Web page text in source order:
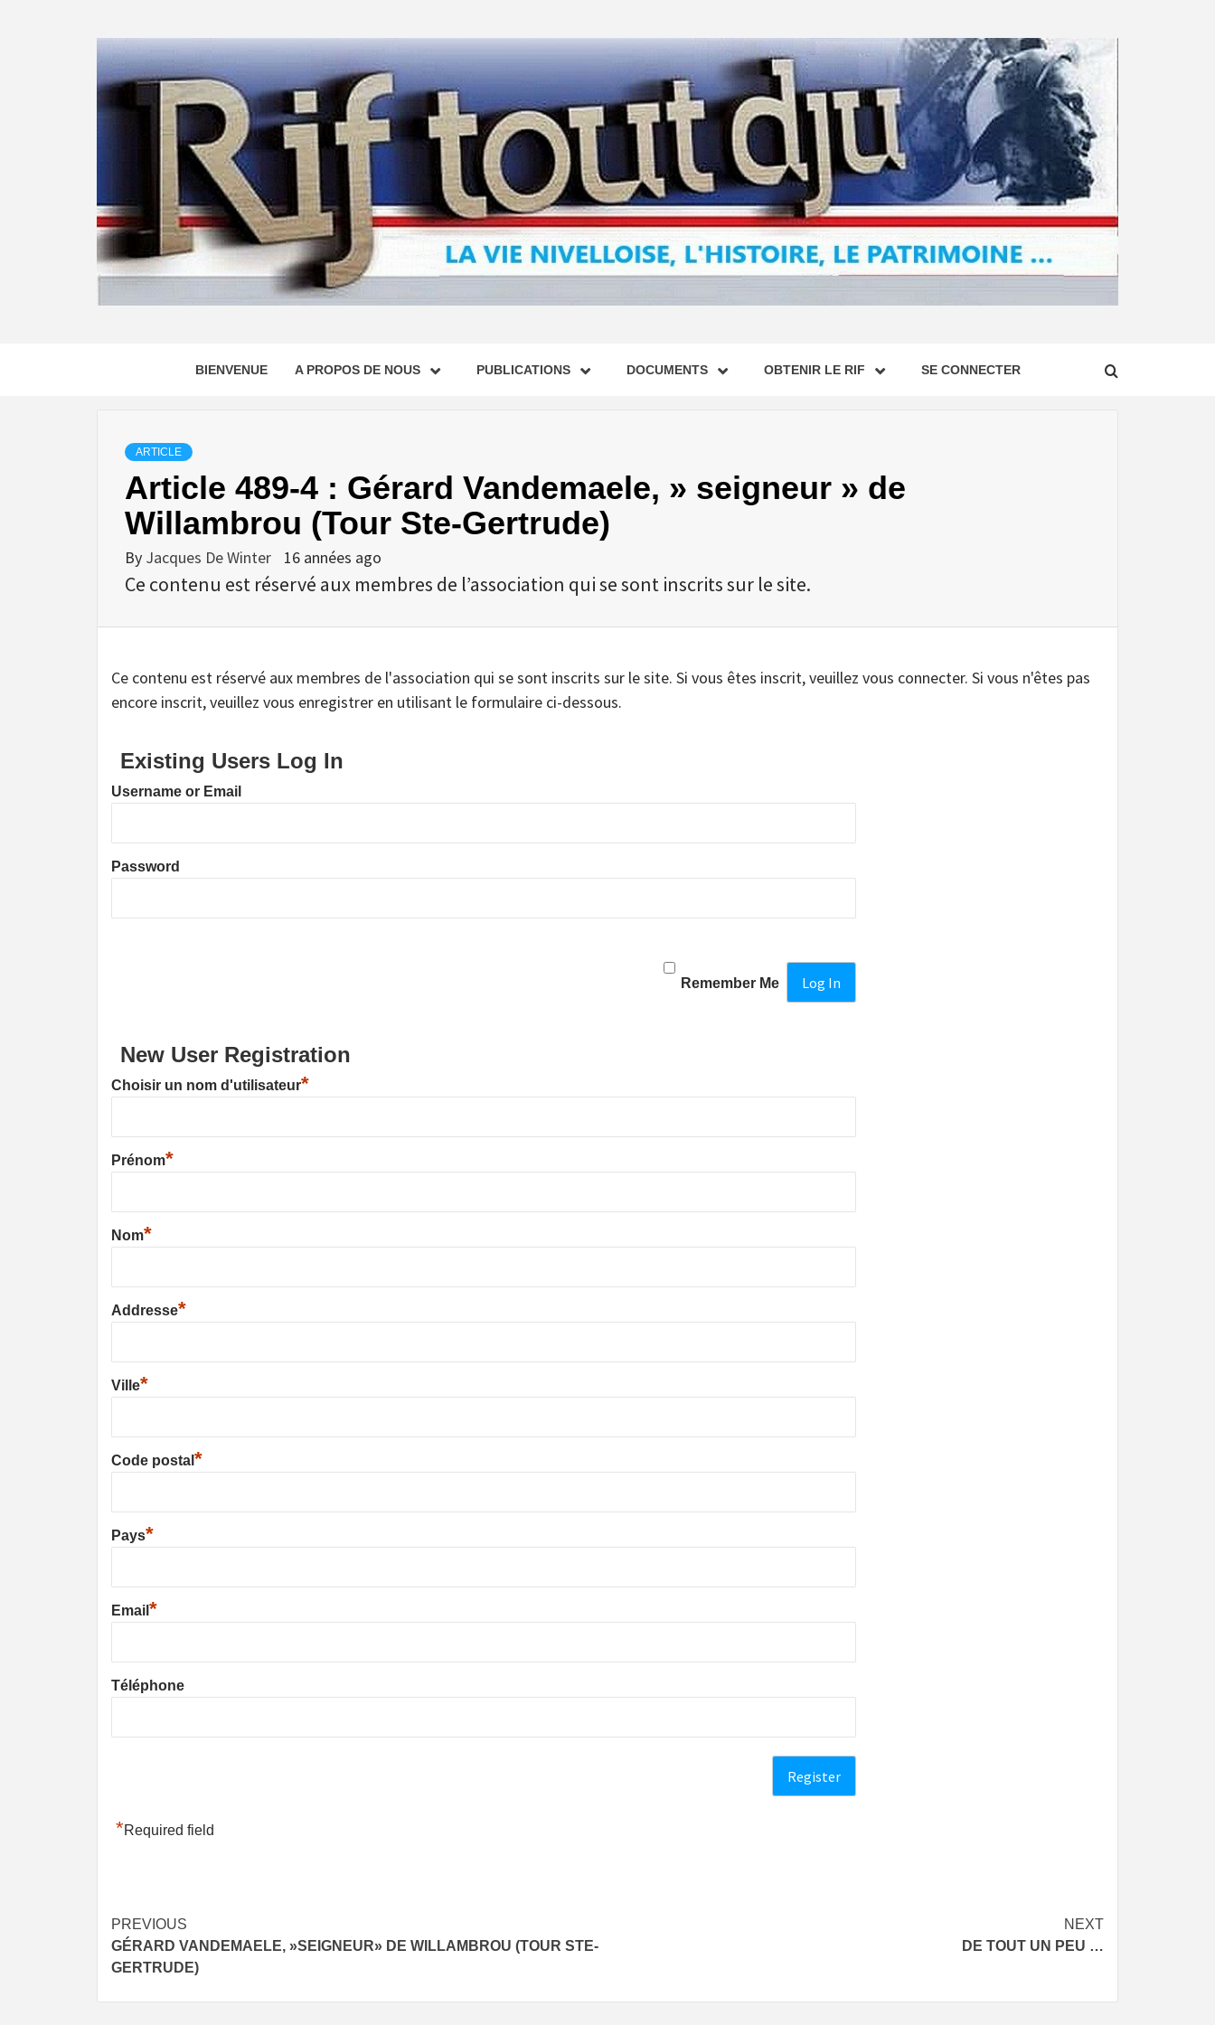
BIENVENUE A PROPOS DE NOUS PUBLICATIONS DOCUMENTS OBTENIR LE RIF SE CONNECTER
ARTICLE
Article 489-4 : Gérard Vandemaele, » seigneur » de
Willambrou (Tour Ste-Gertrude)
By Jacques De Winter 16 années ago
Ce contenu est réservé aux membres de l’association qui se sont inscrits sur le site.
Ce contenu est réservé aux membres de l'association qui se sont inscrits sur le site. Si vous êtes inscrit, veuillez vous connecter. Si vous n'êtes pas
encore inscrit, veuillez vous enregistrer en utilisant le formulaire ci-dessous.
Existing Users Log In
Username or Email
Password
Remember Me
New User Registration
Choisir un nom d'utilisateur*
Prénom*
Nom*
Addresse*
Ville*
Code postal *
Pays*
Email *
Téléphone
*Required field
Post
navigation
PREVIOUS
GÉRARD VANDEMAELE, »SEIGNEUR» DE WILLAMBROU (TOUR STE-
GERTRUDE)
NEXT
DE TOUT UN PEU …